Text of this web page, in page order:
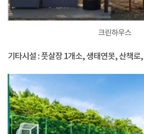
크린하우스
기타시설 : 풋살장 1개소, 생태연못, 산책로